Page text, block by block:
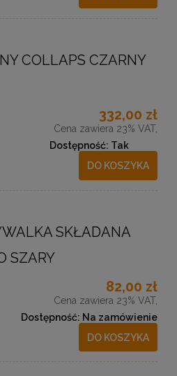
COLLAPS CZARNY
332,00 zł
Cena zawiera 23% VAT,
Dostępność: Tak
DO KOSZYKA
SKŁADANA
SZARY
82,00 zł
Cena zawiera 23% VAT,
Dostępność: Na zamówienie
DO KOSZYKA